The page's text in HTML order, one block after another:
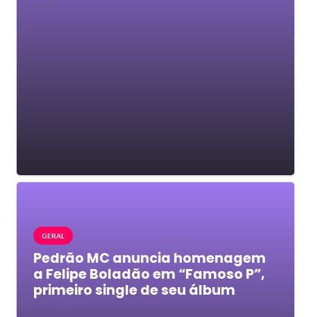
GERAL
Pedrão MC anuncia homenagem
a Felipe Boladão em “Famoso P”,
primeiro single de seu álbum